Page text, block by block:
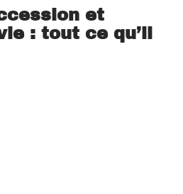
et
: tout ce qu’il